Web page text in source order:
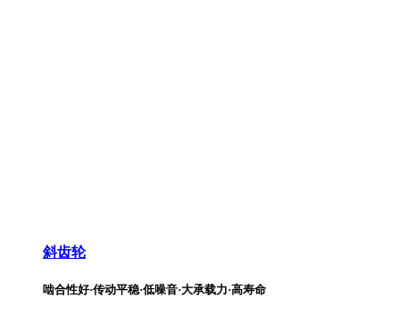
斜齿轮
啮合性好·传动平稳·低噪音·大承载力·高寿命